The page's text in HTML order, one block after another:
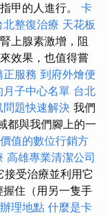
甲的人進行。 卡
北整復治療 天花板
上腺素激增，阻
效果，也值得嘗
正服務 到府外燴便
月子中心名單 台北
問題快速解決 我們
都與我們腳上的一
值的數位行銷方
高雄專業清潔公司
接受治療並利用它
握住（用另一隻手
理地點 什麼是卡